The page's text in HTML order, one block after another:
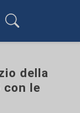
della
con le